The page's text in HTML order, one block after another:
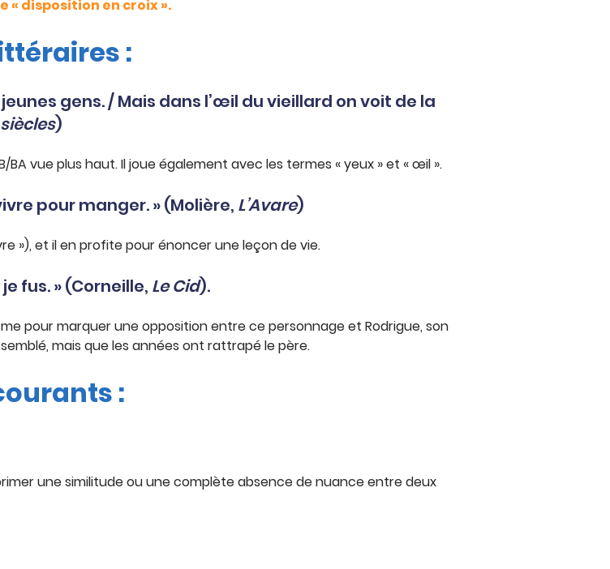
« disposition en croix ».
:
gens. / Mais dans l’œil du vieillard on voit de la
)
vue plus haut. Il joue également avec les termes « yeux » et « œil ».
pour manger. » (Molière, L’Avare)
»), et il en profite pour énoncer une leçon de vie.
fus. » (Corneille, Le Cid).
pour marquer une opposition entre ce personnage et Rodrigue, son
mais que les années ont rattrapé le père.
:
une similitude ou une complète absence de nuance entre deux